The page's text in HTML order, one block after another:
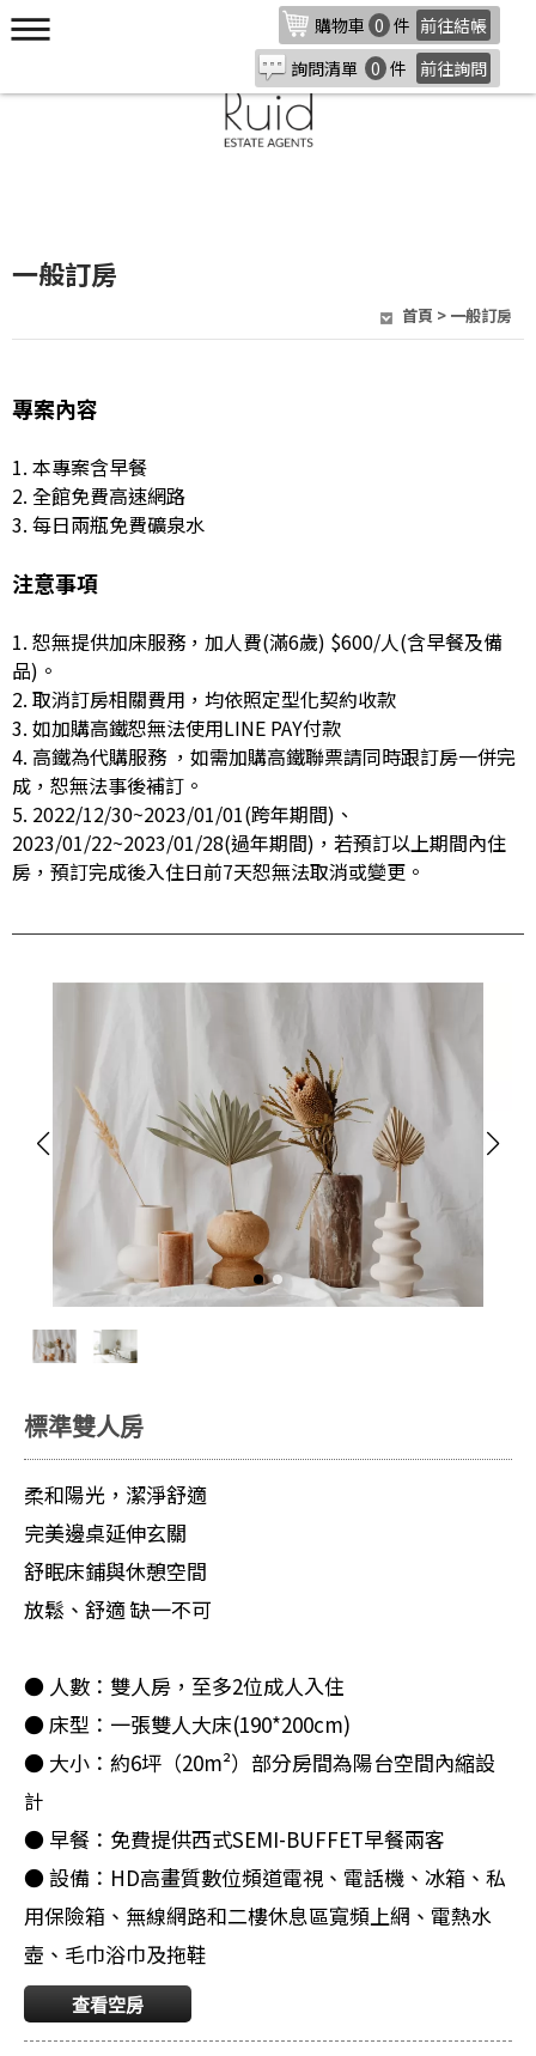
購物車 0 件 前往結帳
詢問清單 0 件 前往詢問
一般訂房
首頁 > 一般訂房
專案內容
1. 本專案含早餐
2. 全館免費高速網路
3. 每日兩瓶免費礦泉水
注意事項
1. 恕無提供加床服務，加人費(滿6歲) $600/人(含早餐及備
品)。
2. 取消訂房相關費用，均依照定型化契約收款
3. 如加購高鐵恕無法使用LINE PAY付款
4. 高鐵為代購服務 ，如需加購高鐵聯票請同時跟訂房一併完
成，恕無法事後補訂。
5. 2022/12/30~2023/01/01(跨年期間)、
2023/01/22~2023/01/28(過年期間)，若預訂以上期間內住
房，預訂完成後入住日前7天恕無法取消或變更。
標準雙人房
柔和陽光，潔淨舒適
完美邊桌延伸玄關
舒眠床鋪與休憩空間
放鬆、舒適 缺一不可
● 人數：雙人房，至多2位成人入住
● 床型：一張雙人大床(190*200cm)
● 大小：約6坪（20m²）部分房間為陽台空間內縮設
計
● 早餐：免費提供西式SEMI-BUFFET早餐兩客
● 設備：HD高畫質數位頻道電視、電話機、冰箱、私
用保險箱、無線網路和二樓休息區寬頻上網、電熱水
壺、毛巾浴巾及拖鞋
查看空房